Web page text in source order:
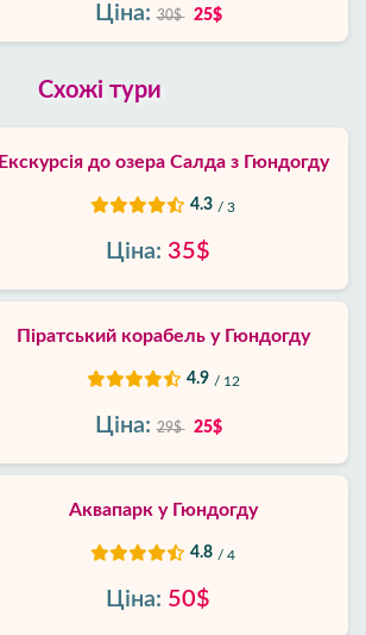
Ціна: 30$ 25$
Схожі тури
Екскурсія до озера Салда з Гюндогду
4.3 / 3
Ціна: 35$
Піратський корабель у Гюндогду
4.9 / 12
Ціна: 29$ 25$
Аквапарк у Гюндогду
4.8 / 4
Ціна: 50$